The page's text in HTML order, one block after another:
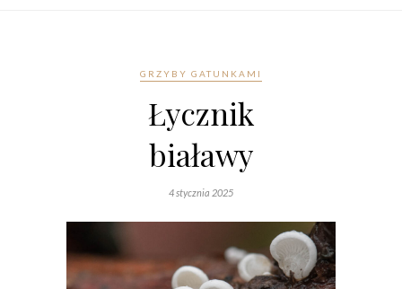
GRZYBY GATUNKAMI
Łycznik
białawy
4 stycznia 2025